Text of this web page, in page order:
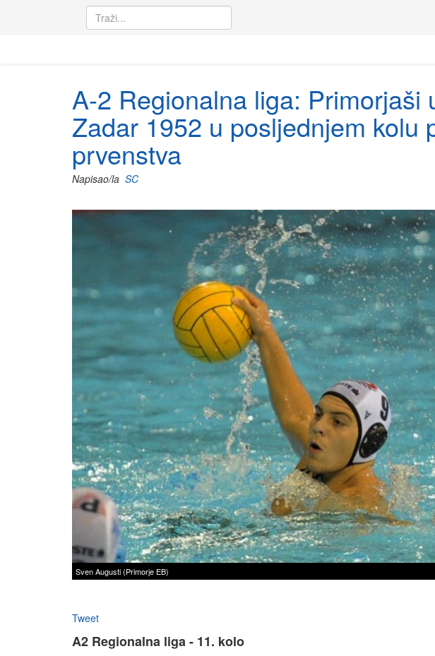
A-2 Regionalna liga: Primorjaši
Zadar 1952 u posljednjem kolu
prvenstva
Napisao/la SC
Sven Augusti (Primorje EB)
Tweet
A2 Regionalna liga - 11. kolo